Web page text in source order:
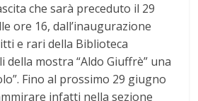
che sarà preceduto il 29
ore 16, dall’inaugurazione
e rari della Biblioteca
della mostra “Aldo Giuffrè” una
Fino al prossimo 29 giugno
infatti nella sezione